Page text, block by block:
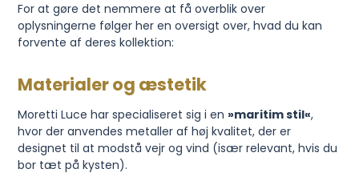
For at gøre det nemmere at få overblik over
oplysningerne følger her en oversigt over, hvad du kan
forvente af deres kollektion:
Materialer og æstetik
Moretti Luce har specialiseret sig i en »maritim stil«,
hvor der anvendes metaller af høj kvalitet, der er
designet til at modstå vejr og vind (især relevant, hvis du
bor tæt på kysten).